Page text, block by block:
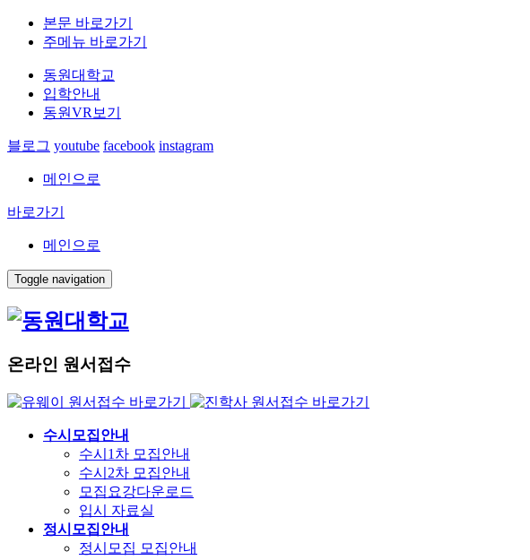
본문 바로가기
주메뉴 바로가기
동원대학교
입학안내
동원VR보기
블로그 youtube facebook instagram
메인으로
바로가기
메인으로
Toggle navigation
온라인 원서접수
원서접수 바로가기 원서접수 바로가기
수시모집안내
수시1차 모집안내
수시2차 모집안내
모집요강다운로드
입시 자료실
정시모집안내
정시모집 모집안내